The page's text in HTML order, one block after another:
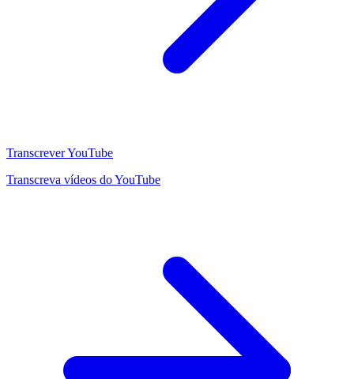
Transcrever YouTube
Transcreva vídeos do YouTube